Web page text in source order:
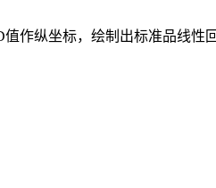
作纵坐标，绘制出标准品线性